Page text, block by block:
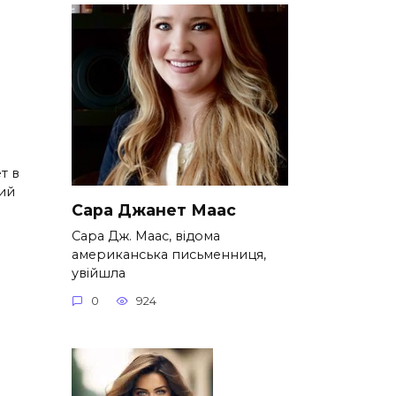
в
Сара Джанет Маас
Сара Дж. Маас, відома
американська письменниця,
увійшла
0 924